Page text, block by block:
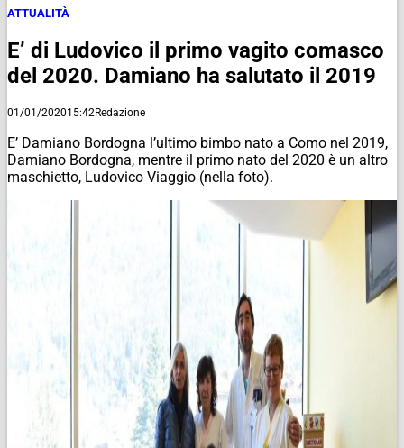
ATTUALITÀ
E’ di Ludovico il primo vagito comasco
del 2020. Damiano ha salutato il 2019
01/01/202015:42Redazione
E’ Damiano Bordogna l’ultimo bimbo nato a Como nel 2019,
Damiano Bordogna, mentre il primo nato del 2020 è un altro
maschietto, Ludovico Viaggio (nella foto).